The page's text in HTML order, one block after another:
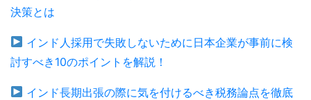
決策とは
インド人採用で失敗しないために日本企業が事前に検
討すべき10のポイントを解説！
インド長期出張の際に気を付けるべき税務論点を徹底